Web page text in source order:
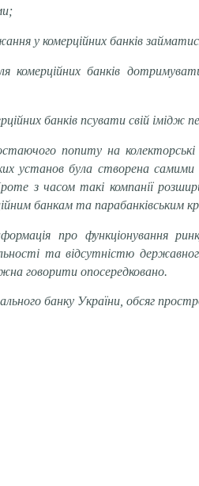
у комерційних банків
комерційних банків
банків псувати свій імідж
попиту на
установ була створена
з часом такі компанії
банкам та парабанківським
про функціонування
та відсутністю
говорити опосередковано.
банку України, обсяг